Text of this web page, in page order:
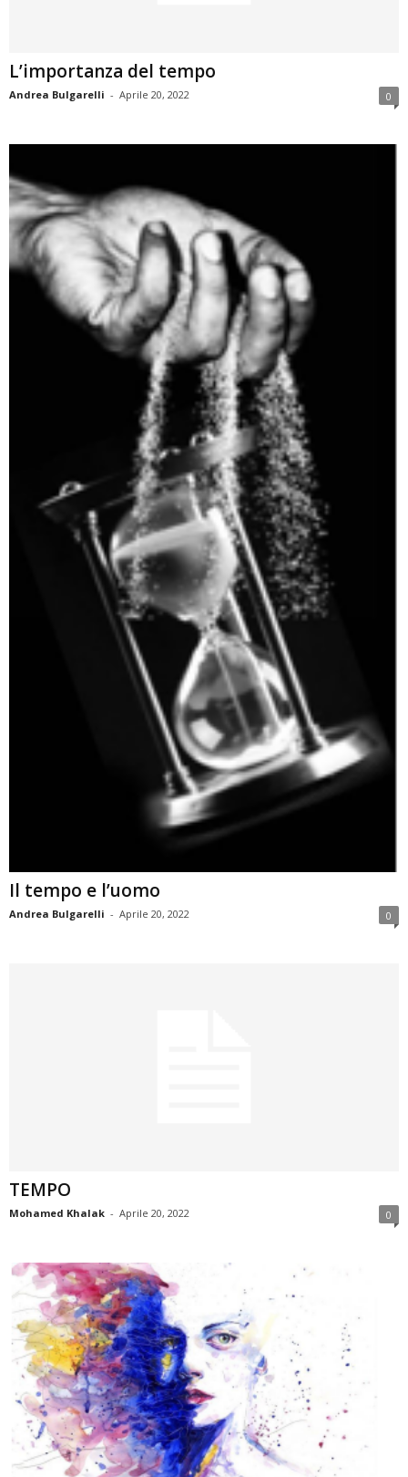
L’importanza del tempo
Andrea Bulgarelli - Aprile 20, 2022 0
Il tempo e l’uomo
Andrea Bulgarelli - Aprile 20, 2022 0
TEMPO
Mohamed Khalak - Aprile 20, 2022 0